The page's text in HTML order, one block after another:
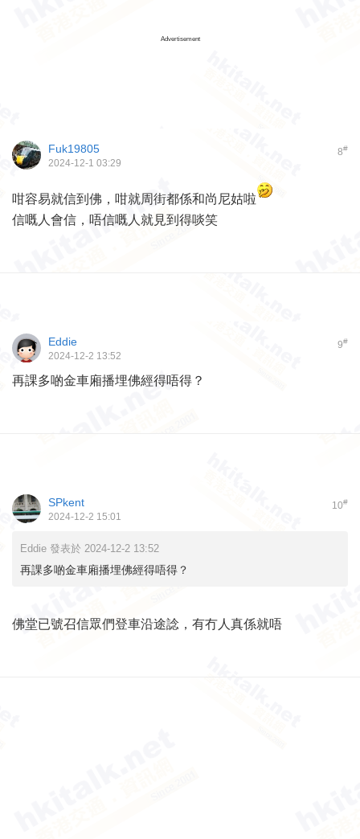
Advertisement
8#
Fuk19805
2024-12-1 03:29
咁容易就信到佛，咁就周街都係和尚尼姑啦
信嘅人會信，唔信嘅人就見到得啖笑
9#
Eddie
2024-12-2 13:52
再課多啲金車廂播埋佛經得唔得？
10#
SPkent
2024-12-2 15:01
Eddie 發表於 2024-12-2 13:52
再課多啲金車廂播埋佛經得唔得？
佛堂已號召信眾們登車沿途諗，有冇人真係就唔